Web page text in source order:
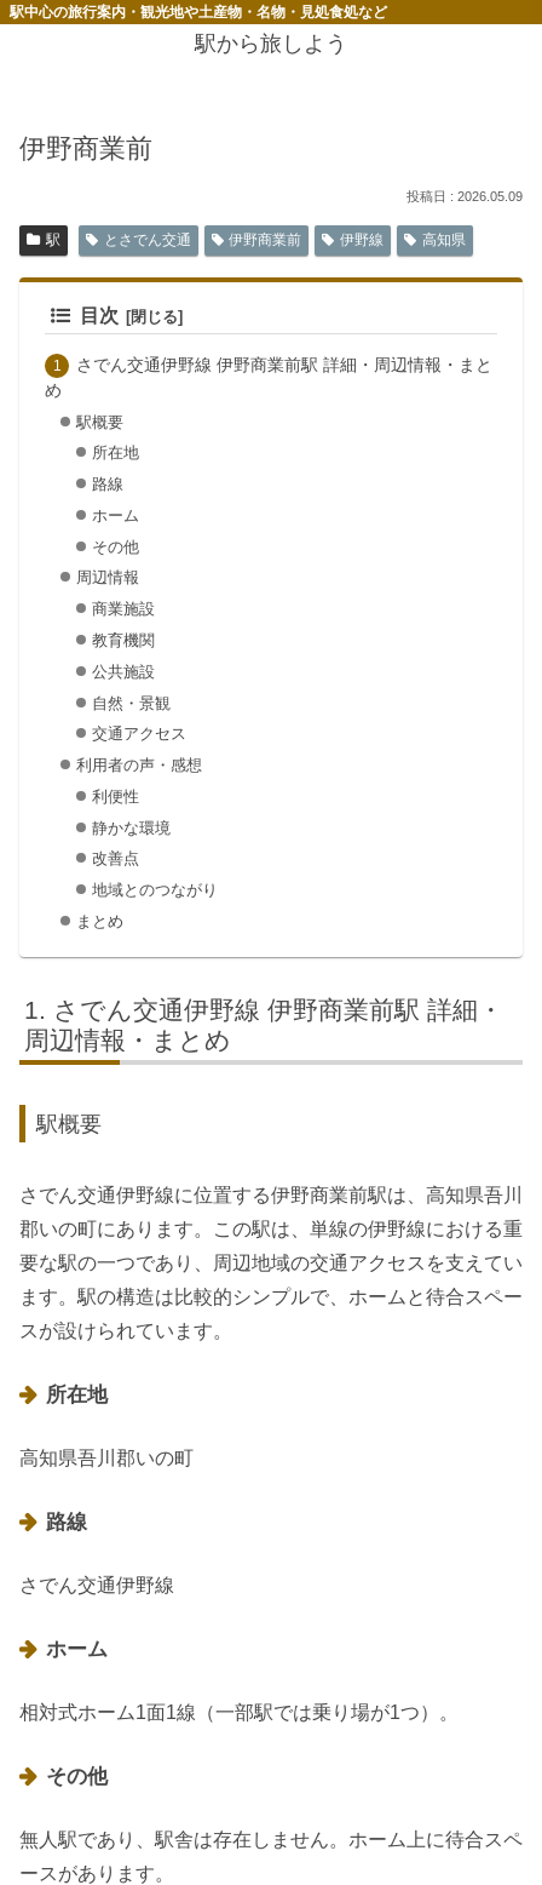
駅中心の旅行案内・観光地や土産物・名物・見処食処など
駅から旅しよう
伊野商業前
2026.05.09
駅 とさでん交通 伊野商業前 伊野線 高知県
目次
さでん交通伊野線 伊野商業前駅 詳細・周辺情報・まと
め
駅概要
所在地
路線
ホーム
その他
周辺情報
商業施設
教育機関
公共施設
自然・景観
交通アクセス
利用者の声・感想
利便性
静かな環境
改善点
地域とのつながり
まとめ
さでん交通伊野線 伊野商業前駅 詳細・
周辺情報・まとめ
駅概要
さでん交通伊野線に位置する伊野商業前駅は、高知県吾川
郡いの町にあります。この駅は、単線の伊野線における重
要な駅の一つであり、周辺地域の交通アクセスを支えてい
ます。駅の構造は比較的シンプルで、ホームと待合スペー
スが設けられています。
所在地
高知県吾川郡いの町
路線
さでん交通伊野線
ホーム
相対式ホーム1面1線（一部駅では乗り場が1つ）。
その他
無人駅であり、駅舎は存在しません。ホーム上に待合スペ
ースがあります。